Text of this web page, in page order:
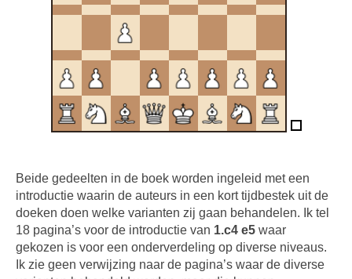
Beide gedeelten in de boek worden ingeleid met een
introductie waarin de auteurs in een kort tijdbestek uit de
doeken doen welke varianten zij gaan behandelen. Ik tel
18 pagina’s voor de introductie van 1.c4 e5 waar
gekozen is voor een onderverdeling op diverse niveaus.
Ik zie geen verwijzing naar de pagina’s waar de diverse